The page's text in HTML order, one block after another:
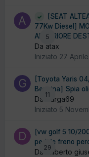
5
[SEAT
77Kw Diesel]
ANTERIORE
Da atax
Iniziato 27 Aprile
11
[Toyota Yaris
Benzina] Spia
Da Gurga69
Iniziato 5
29
[vw golf 5 10/
pedale freno
Da diliberto